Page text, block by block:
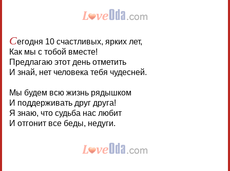
Сегодня 10 счастливых, ярких лет,
Как мы с тобой вместе!
Предлагаю этот день отметить
И знай, нет человека тебя чудесней.
Мы будем всю жизнь рядышком
И поддерживать друг друга!
Я знаю, что судьба нас любит
И отгонит все беды, недуги.